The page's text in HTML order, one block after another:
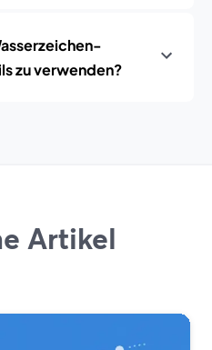
zu verwenden?
Artikel